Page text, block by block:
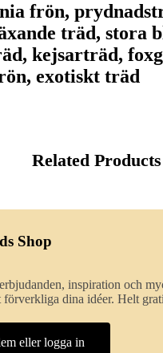
frön,
träd, stora
kejsarträd,
exotiskt träd
Related Products
Shop
inspiration och
förverkliga dina idéer. Helt
eller logga in